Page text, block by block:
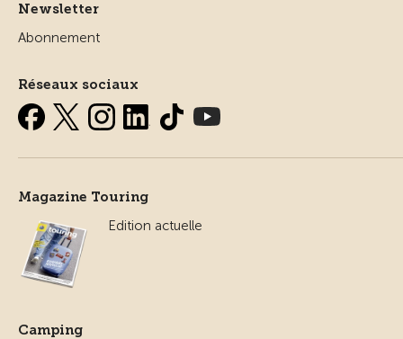
Newsletter
Abonnement
Réseaux sociaux
Magazine Touring
Edition actuelle
Camping